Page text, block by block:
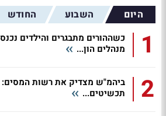
היום השבוע החודש
1
כשההורים מתבגרים והילדים
מנהלים הון...
2
ביהמ"ש מצדיק את רשות המסים:
תכשיטים...